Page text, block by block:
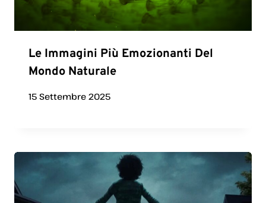
Le Immagini Più Emozionanti Del
Mondo Naturale
15 Settembre 2025